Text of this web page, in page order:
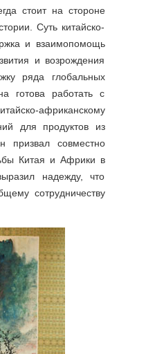
стоит на стороне
Суть китайско-
и взаимопомощь
и возрождения
ряда глобальных
готова работать с
африканскому
для продуктов из
призвал совместно
Китая и Африки в
надежду, что
сотрудничеству